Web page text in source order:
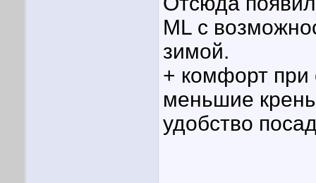
ML с
зимой.
+ комфорт при
меньшие
удобство